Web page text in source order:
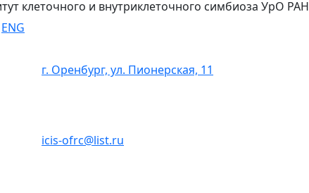
клеточного и внутриклеточного симбиоза УрО РАН
ENG
г. Оренбург, ул. Пионерская, 11
icis-ofrc@list.ru